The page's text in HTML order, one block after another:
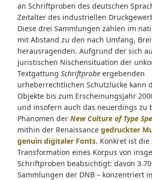
an Schriftproben des deutschen
Zeitalter des industriellen
Diese drei Sammlungen zählen im
mit Abstand zu den nach Umfang,
herausragenden. Aufgrund der sich
juristischen Nischensituation der
Textgattung Schriftprobeergebenden
urheberrechtlichen Schutzlücke kann
Objekte bis zum Erscheinungsjahr
und insofern auch das neuerdings zu
Phänomen der New Culture of Type
mithin der Renaissance gedruckter
genuin digitaler Fonts. Konkret ist die
Transformation eines Korpus von
Schriftproben beabsichtigt: davon
Sammlungen der DNB – konzentriert